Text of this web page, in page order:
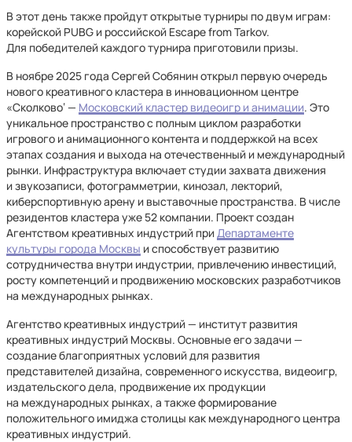
В этот день также пройдут открытые турниры по двум играм:
корейской PUBG и российской Escape from Tarkov.
Для победителей каждого турнира приготовили призы.
В ноябре 2025 года Сергей Собянин открыл первую очередь
нового креативного кластера в инновационном центре
«Сколково‘ — Московский кластер видеоигр и анимации. Это
уникальное пространство с полным циклом разработки
игрового и анимационного контента и поддержкой на всех
этапах создания и выхода на отечественный и международный
рынки. Инфраструктура включает студии захвата движения
и звукозаписи, фотограмметрии, кинозал, лекторий,
киберспортивную арену и выставочные пространства. В числе
резидентов кластера уже 52 компании. Проект создан
Агентством креативных индустрий приДепартаменте
культуры города Москвы и способствует развитию
сотрудничества внутри индустрии, привлечению инвестиций,
росту компетенций и продвижению московских разработчиков
на международных рынках.
Агентство креативных индустрий — институт развития
креативных индустрий Москвы. Основные его задачи —
создание благоприятных условий для развития
представителей дизайна, современного искусства, видеоигр,
издательского дела, продвижение их продукции
на международных рынках, а также формирование
положительного имиджа столицы как международного центра
креативных индустрий.